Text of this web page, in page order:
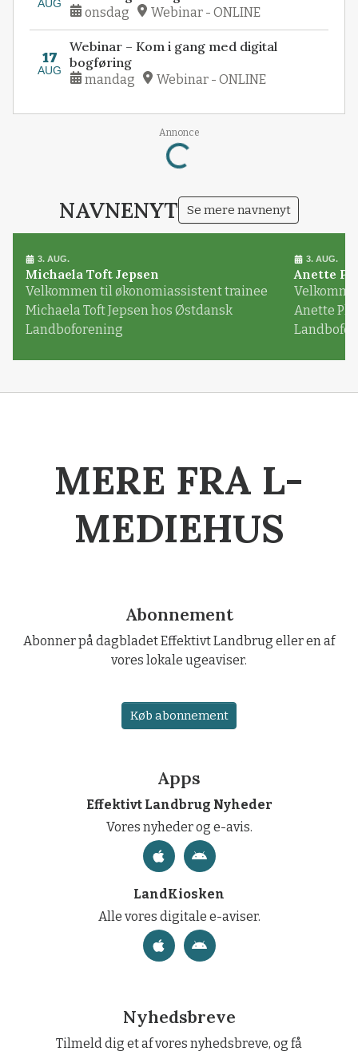
AUG
onsdag Webinar - ONLINE
17
AUG
Webinar – Kom i gang med digital
bogføring
mandag Webinar - ONLINE
Annonce
Loading...
NAVNENYT Se mere navnenyt
3. AUG.
Michaela Toft Jepsen
Velkommen til økonomiassistent trainee
Michaela Toft Jepsen hos Østdansk
Landboforening
3. AUG.
Anette
Anette
MERE FRA L-
MEDIEHUS
Abonnement
Abonner på dagbladet Effektivt Landbrug eller en af
vores lokale ugeaviser.
Køb abonnement
Apps
Effektivt Landbrug Nyheder
Vores nyheder og e-avis.
LandKiosken
Alle vores digitale e-aviser.
Nyhedsbreve
Tilmeld dig et af vores nyhedsbreve, og få